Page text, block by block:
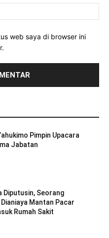
web saya di browser ini
Pimpin Upacara
Jabatan
Diputusin, Seorang
Mantan Pacar
Rumah Sakit